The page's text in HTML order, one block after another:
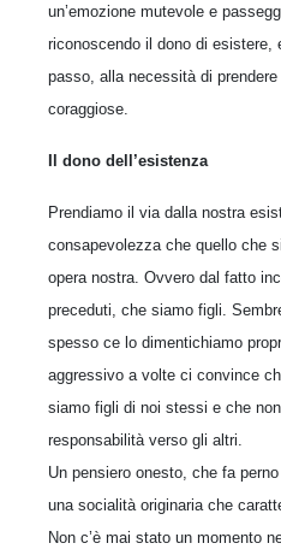
un’emozione mutevole e
riconoscendo il dono di esistere,
passo, alla necessità di
coraggiose.
Il dono dell’esistenza
Prendiamo il via dalla nostra
consapevolezza che quello che
opera nostra. Ovvero dal fatto
preceduti, che siamo figli.
spesso ce lo dimentichiamo
aggressivo a volte ci convince
siamo figli di noi stessi e che
responsabilità verso gli altri.
Un pensiero onesto, che fa
una socialità originaria che
Non c’è mai stato un momento